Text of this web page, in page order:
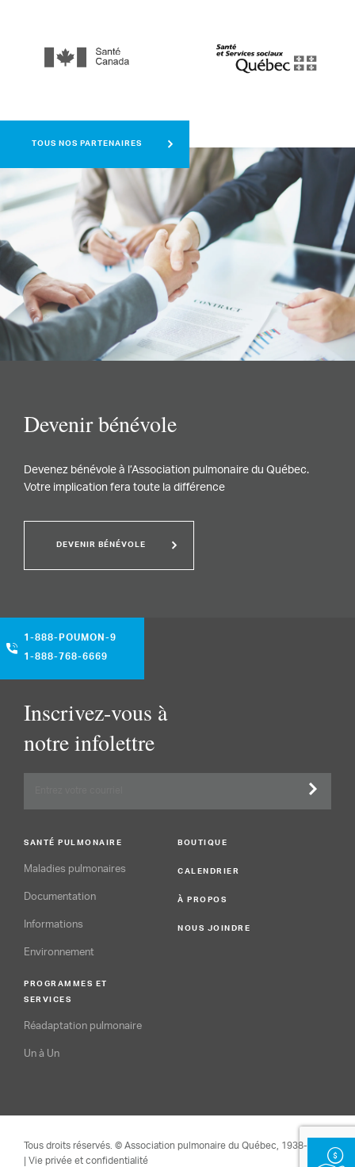
TOUS NOS PARTENAIRES
Devenir bénévole
Devenez bénévole à l’Association pulmonaire du Québec.
Votre implication fera toute la différence
DEVENIR BÉNÉVOLE
1-888-POUMON-9
1-888-768-6669
Inscrivez-vous à
notre infolettre
SANTÉ PULMONAIRE
Maladies pulmonaires
Documentation
Informations
Environnement
PROGRAMMES ET
SERVICES
Réadaptation pulmonaire
Un à Un
BOUTIQUE
CALENDRIER
À PROPOS
NOUS JOINDRE
Tous droits réservés. © Association pulmonaire du Québec, 1938-2026
| Vie privée et confidentialité